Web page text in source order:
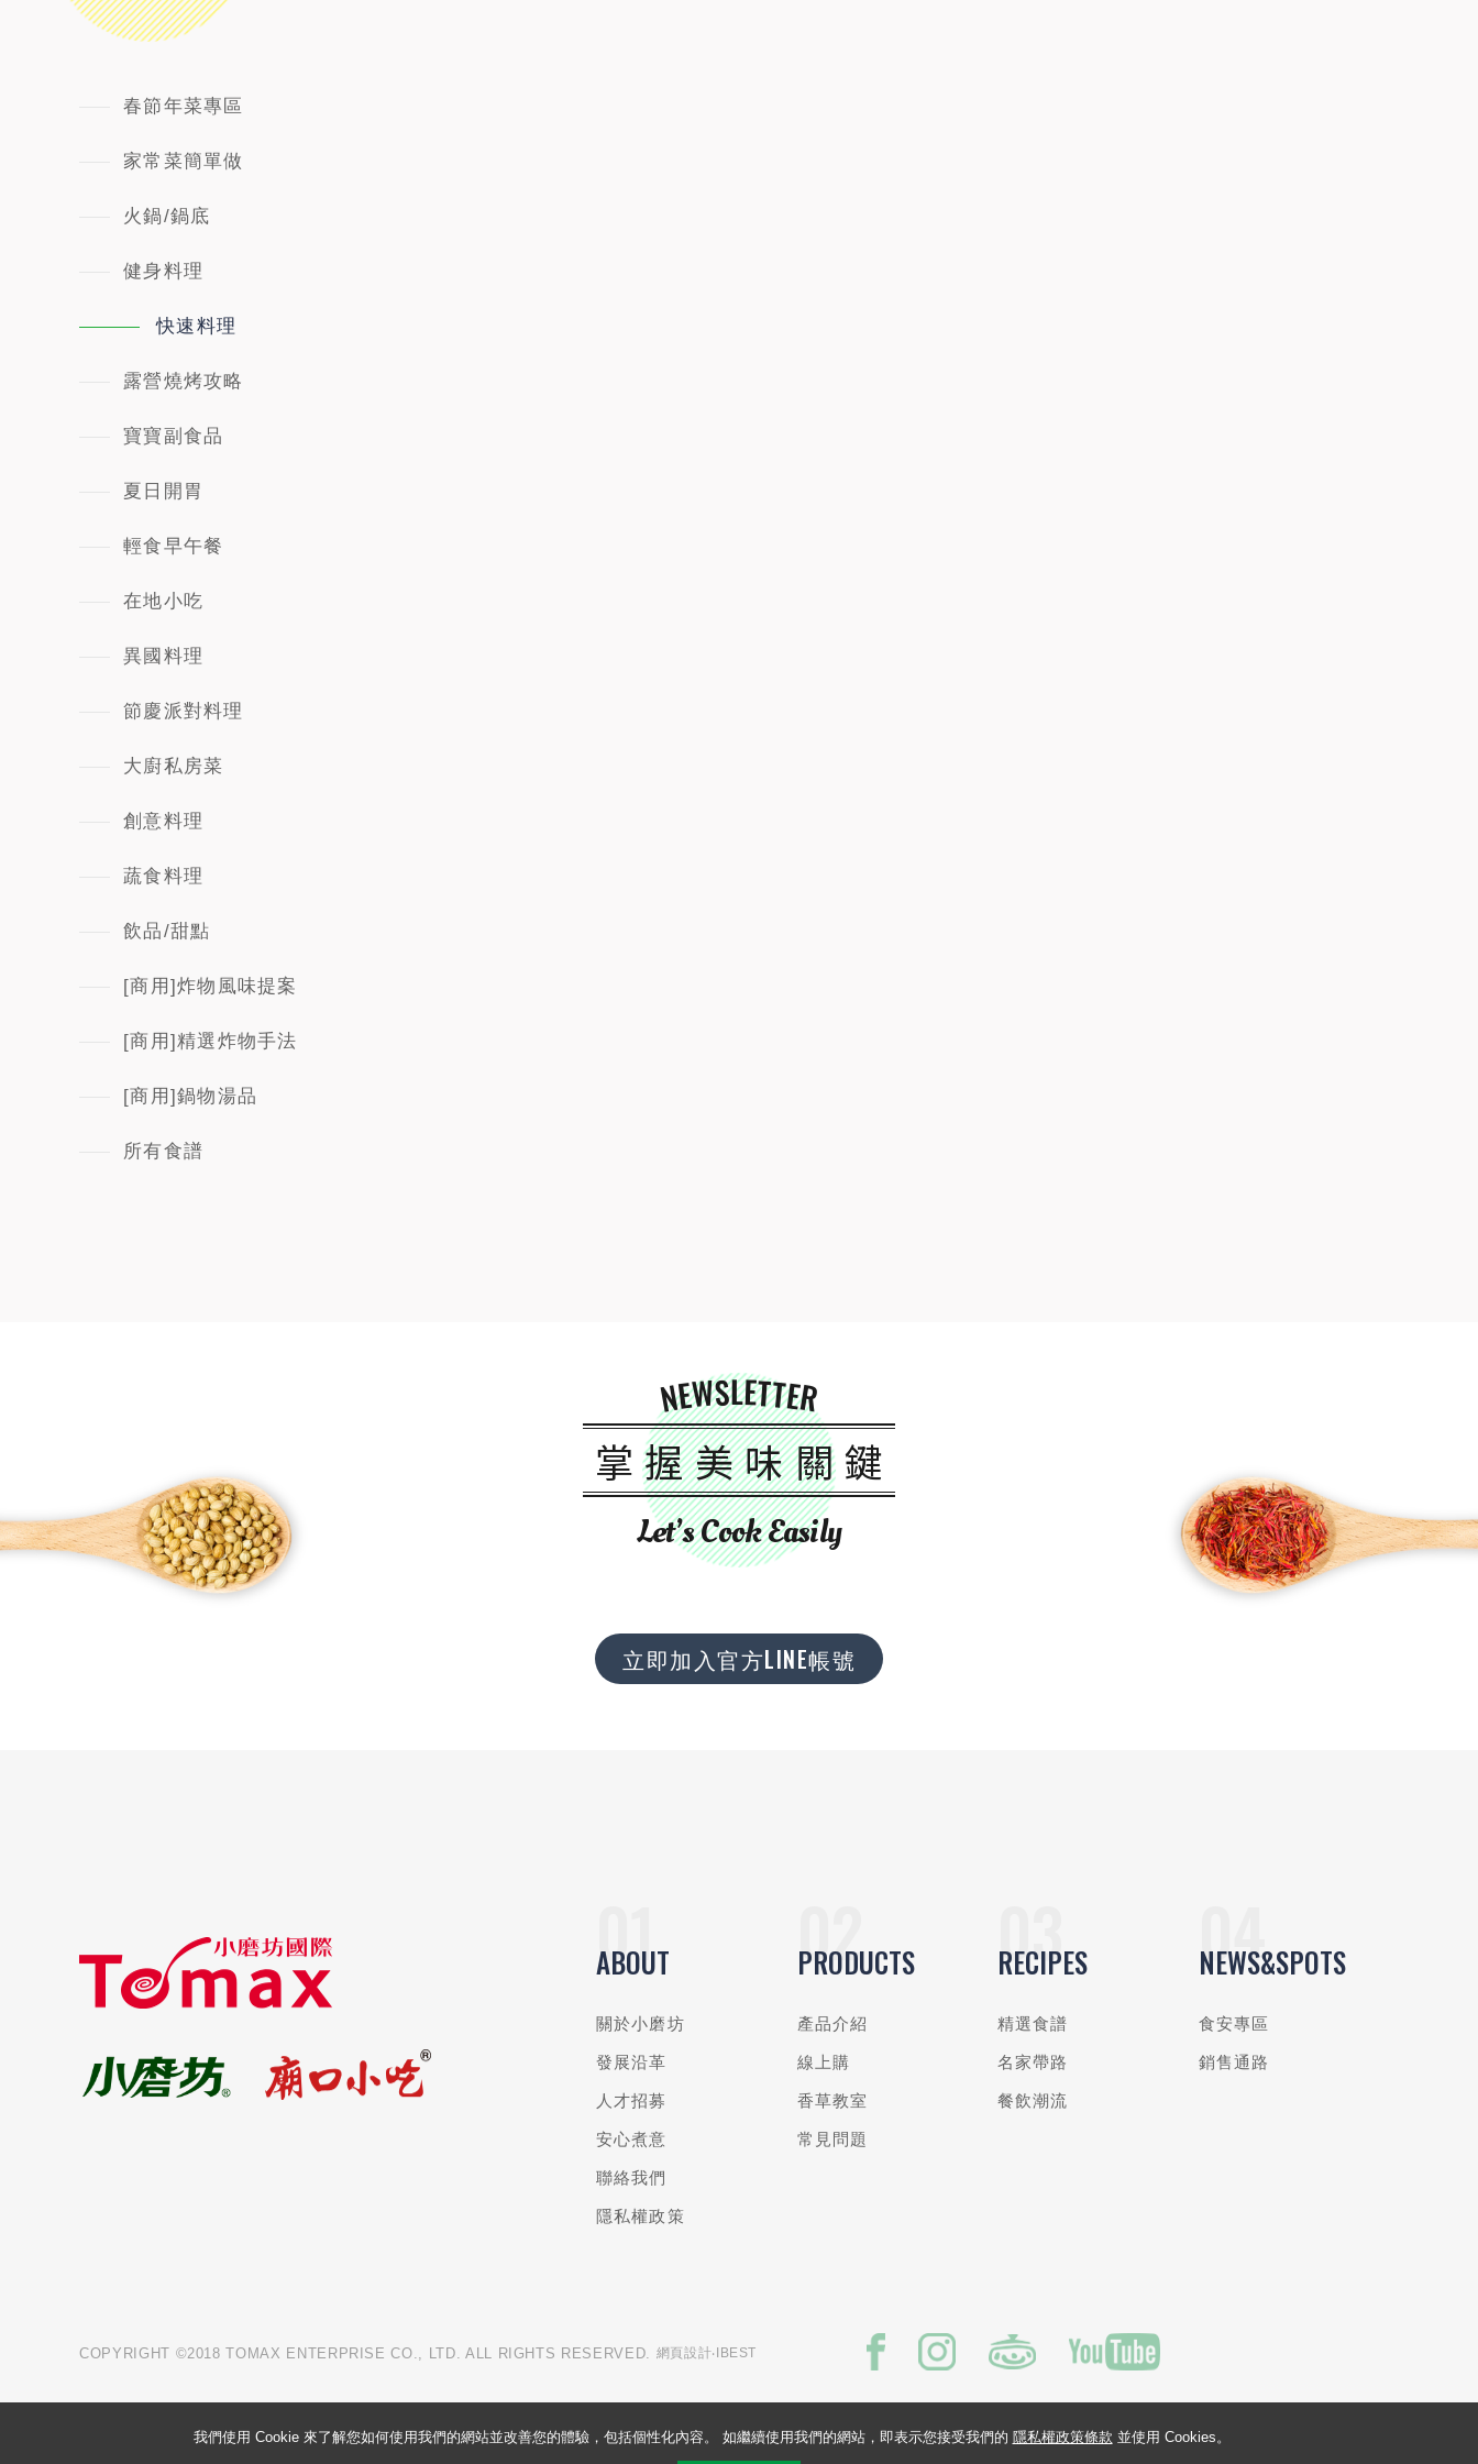
春節年菜專區
家常菜簡單做
火鍋/鍋底
健身料理
快速料理
露營燒烤攻略
寶寶副食品
夏日開胃
輕食早午餐
在地小吃
異國料理
節慶派對料理
大廚私房菜
創意料理
蔬食料理
飲品/甜點
[商用]炸物風味提案
[商用]精選炸物手法
[商用]鍋物湯品
所有食譜
NEWSLETTER
掌握美味關鍵
Let’s Cook Easily
立即加入官方LINE帳號
ABOUT
關於小磨坊
發展沿革
人才招募
安心煮意
聯絡我們
隱私權政策
PRODUCTS
產品介紹
線上購
香草教室
常見問題
RECIPES
精選食譜
名家帶路
餐飲潮流
NEWS&SPOTS
食安專區
銷售通路
COPYRIGHT ©2018 TOMAX ENTERPRISE CO., LTD. ALL RIGHTS RESERVED. 網頁設計‧IBEST
我們使用 Cookie 來了解您如何使用我們的網站並改善您的體驗，包括個性化內容。 如繼續使用我們的網站，即表示您接受我們的 隱私權政策條款 並使用 Cookies。